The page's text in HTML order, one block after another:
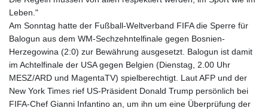
Leben."
Am Sonntag hatte der Fußball-Weltverband FIFA die Sperre für
Balogun aus dem WM-Sechzehntelfinale gegen Bosnien-
Herzegowina (2:0) zur Bewährung ausgesetzt. Balogun ist damit
im Achtelfinale der USA gegen Belgien (Dienstag, 2.00 Uhr
MESZ/ARD und MagentaTV) spielberechtigt. Laut AFP und der
New York Times rief US-Präsident Donald Trump persönlich bei
FIFA-Chef Gianni Infantino an, um ihn um eine Überprüfung der